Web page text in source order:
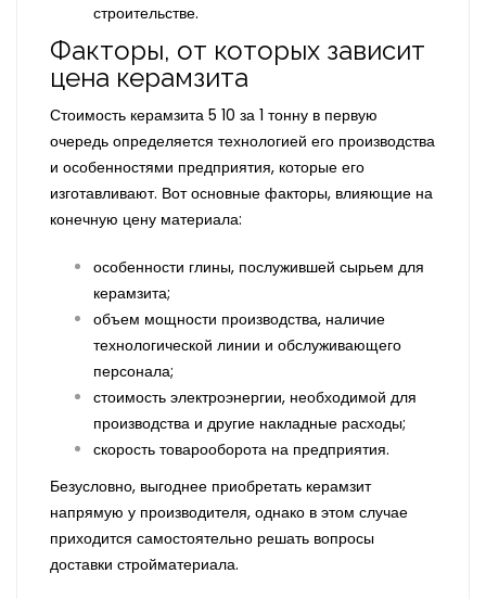
строительстве.
Факторы, от которых зависит
цена керамзита
Стоимость керамзита 5 10 за 1 тонну в первую
очередь определяется технологией его производства
и особенностями предприятия, которые его
изготавливают. Вот основные факторы, влияющие на
конечную цену материала:
особенности глины, послужившей сырьем для
керамзита;
объем мощности производства, наличие
технологической линии и обслуживающего
персонала;
стоимость электроэнергии, необходимой для
производства и другие накладные расходы;
скорость товарооборота на предприятия.
Безусловно, выгоднее приобретать керамзит
напрямую у производителя, однако в этом случае
приходится самостоятельно решать вопросы
доставки стройматериала.